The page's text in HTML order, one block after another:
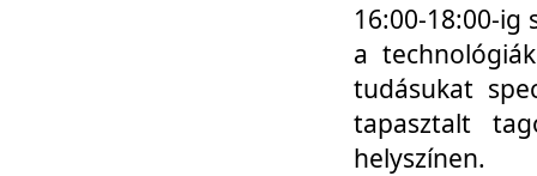
16:00-18:00-
a
tudásukat
tapasztalt
helyszínen.